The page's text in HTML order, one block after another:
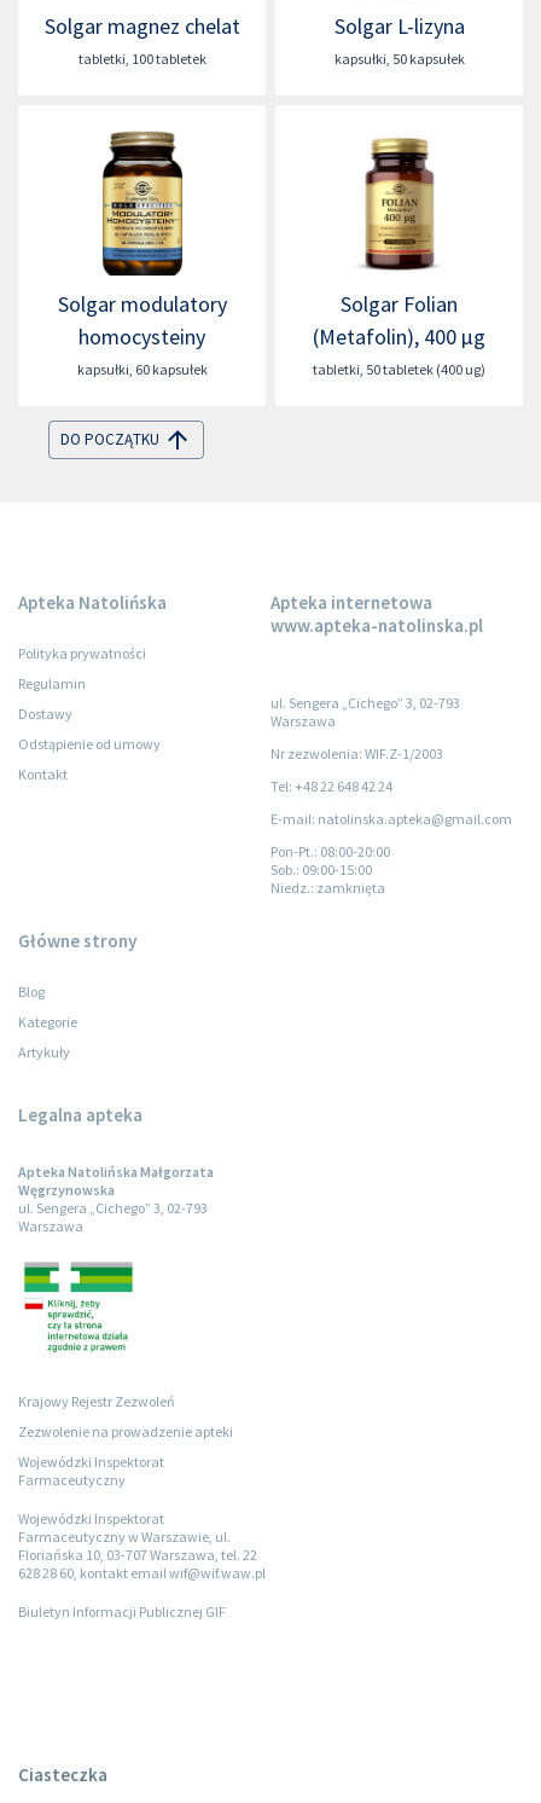
Solgar magnez chelat
tabletki, 100 tabletek
Solgar L-lizyna
kapsułki, 50 kapsułek
Solgar modulatory
homocysteiny
kapsułki, 60 kapsułek
Solgar Folian
(Metafolin), 400 µg
tabletki, 50 tabletek (400 ug)
DO POCZĄTKU
Apteka Natolińska
Polityka prywatności
Regulamin
Dostawy
Odstąpienie od umowy
Kontakt
Apteka internetowa
www.apteka-natolinska.pl
ul. Sengera „Cichego” 3, 02-793
Warszawa
Nr zezwolenia: WIF.Z-1/2003
Tel: +48 22 648 42 24
E-mail: natolinska.apteka@gmail.com
Pon-Pt.: 08:00-20:00
Sob.: 09:00-15:00
Niedz.: zamknięta
Główne strony
Blog
Kategorie
Artykuły
Legalna apteka
Apteka Natolińska Małgorzata
Węgrzynowska
ul. Sengera „Cichego” 3, 02-793
Warszawa
Krajowy Rejestr Zezwoleń
Zezwolenie na prowadzenie apteki
Wojewódzki Inspektorat
Farmaceutyczny
Wojewódzki Inspektorat
Farmaceutyczny w Warszawie, ul.
Floriańska 10, 03-707 Warszawa, tel. 22
628 28 60, kontakt email wif@wif.waw.pl
Biuletyn Informacji Publicznej GIF
Ciasteczka